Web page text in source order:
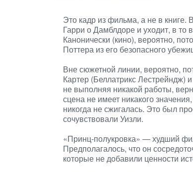
Это кадр из фильма, а не в книге.
Гарри о Дамблдоре и уходит, в
Канонически (кино), вероятно,
Поттера из его безопасного
Вне сюжетной линии, вероятно,
Картер (Беллатрикс Лестрейндж)
не выполняя никакой работы,
сцена не имеет никакого
никогда не сжигалась. Это был
сочувствовали Уизли.
«Принц-полукровка» — худший
Предполагалось, что он
которые не добавили ценности